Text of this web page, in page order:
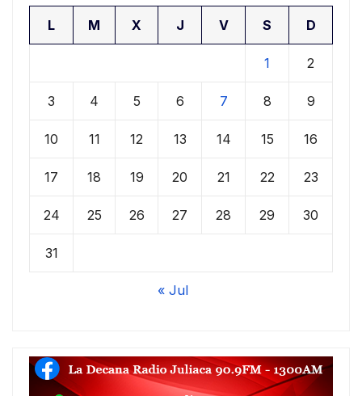
L M X J V S D
1 2
3 4 5 6 7 8 9
10 11 12 13 14 15 16
17 18 19 20 21 22 23
24 25 26 27 28 29 30
31
« Jul